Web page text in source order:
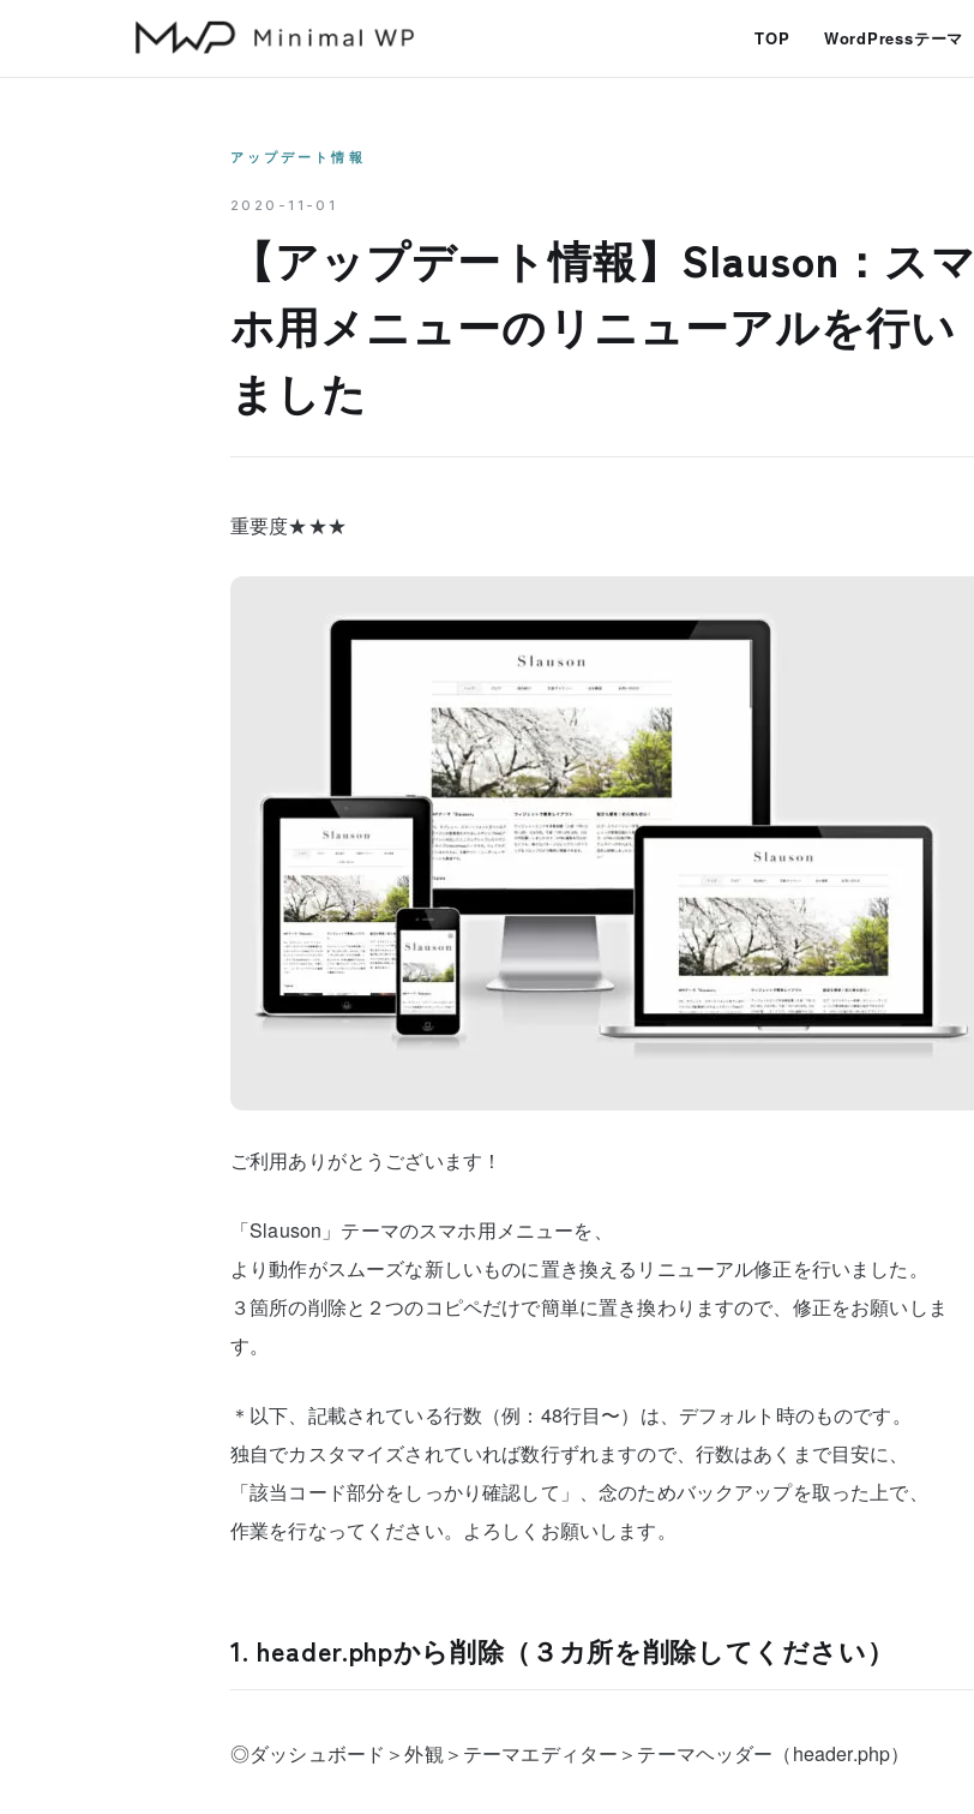
TOP WordPressテーマ
アップデート情報
2020-11-01
【アップデート情報】Slauson：スマ
ホ用メニューのリニューアルを行い
ました
重要度★★★
ご利用ありがとうございます！
「Slauson」テーマのスマホ用メニューを、
より動作がスムーズな新しいものに置き換えるリニューアル修正を行いました。
３箇所の削除と２つのコピペだけで簡単に置き換わりますので、修正をお願いしま
す。
＊以下、記載されている行数（例：48行目〜）は、デフォルト時のものです。
独自でカスタマイズされていれば数行ずれますので、行数はあくまで目安に、
「該当コード部分をしっかり確認して」、念のためバックアップを取った上で、
作業を行なってください。よろしくお願いします。
1. header.phpから削除（３カ所を削除してください）
◎ダッシュボード＞外観＞テーマエディター＞テーマヘッダー（header.php）